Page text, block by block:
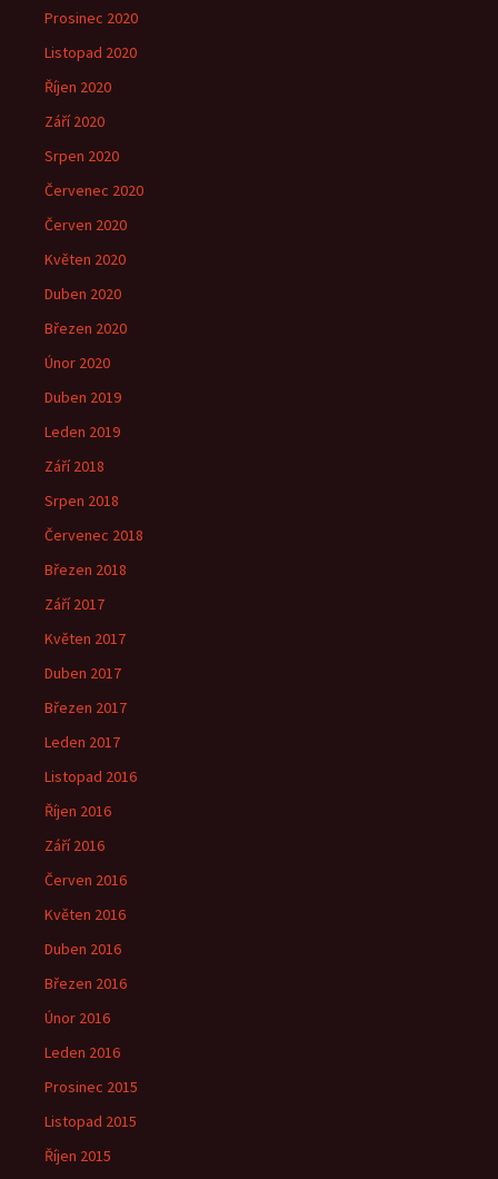
Prosinec 2020
Listopad 2020
Říjen 2020
Září 2020
Srpen 2020
Červenec 2020
Červen 2020
Květen 2020
Duben 2020
Březen 2020
Únor 2020
Duben 2019
Leden 2019
Září 2018
Srpen 2018
Červenec 2018
Březen 2018
Září 2017
Květen 2017
Duben 2017
Březen 2017
Leden 2017
Listopad 2016
Říjen 2016
Září 2016
Červen 2016
Květen 2016
Duben 2016
Březen 2016
Únor 2016
Leden 2016
Prosinec 2015
Listopad 2015
Říjen 2015